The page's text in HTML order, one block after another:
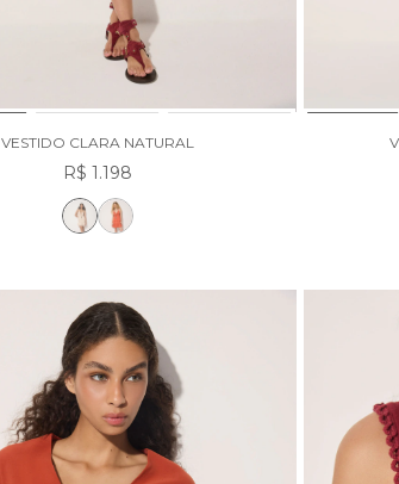
VESTIDO CLARA NATURAL
R$ 1.198